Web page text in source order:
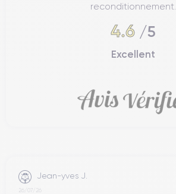
reconditionnement.
4.6 /5
Excellent
Jean-yves J.
26/07/26